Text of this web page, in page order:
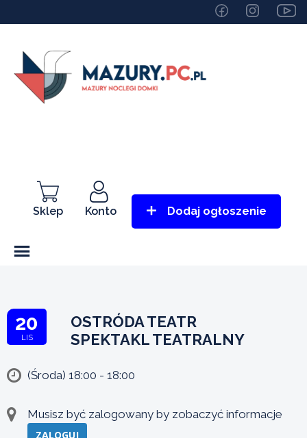
Sklep Konto Dodaj ogłoszenie
20
LIS
OSTRÓDA TEATR
SPEKTAKL TEATRALNY
(Środa) 18:00 - 18:00
Musisz być zalogowany by zobaczyć informacje
ZALOGUJ